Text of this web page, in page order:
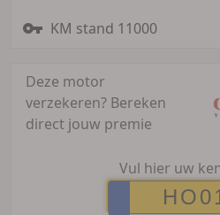
KM stand 11000
Deze motor
verzekeren? Bereken
direct jouw premie
Vul hier uw